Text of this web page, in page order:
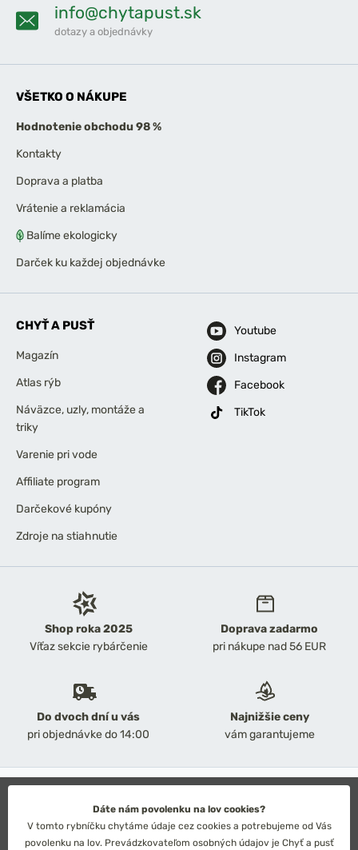
Shop roka 2025
Víťaz sekcie rybárčenie
Doprava zadarmo
pri nákupe nad 56 EUR
Do dvoch dní u vás
pri objednávke do 14:00
Najnižšie ceny
vám garantujeme
info@chytapust.sk
dotazy a objednávky
VŠETKO O NÁKUPE
Hodnotenie obchodu 98 %
Kontakty
Doprava a platba
Vrátenie a reklamácia
Balíme ekologicky
Darček ku každej objednávke
CHYŤ A PUSŤ
Magazín
Atlas rýb
Náväzce, uzly, montáže a
triky
Varenie pri vode
Affiliate program
Darčekové kupóny
Zdroje na stiahnutie
Youtube
Instagram
Facebook
TikTok
Obchodné podmienky
Ochrana osobných údajov
Technické riešenie: Simplia s.r.o.
Dáte nám povolenku na lov cookies?
V tomto rybníčku chytáme údaje cez cookies a potrebujeme od Vás
povolenku na lov. Prevádzkovateľom osobných údajov je Chyť a pusť